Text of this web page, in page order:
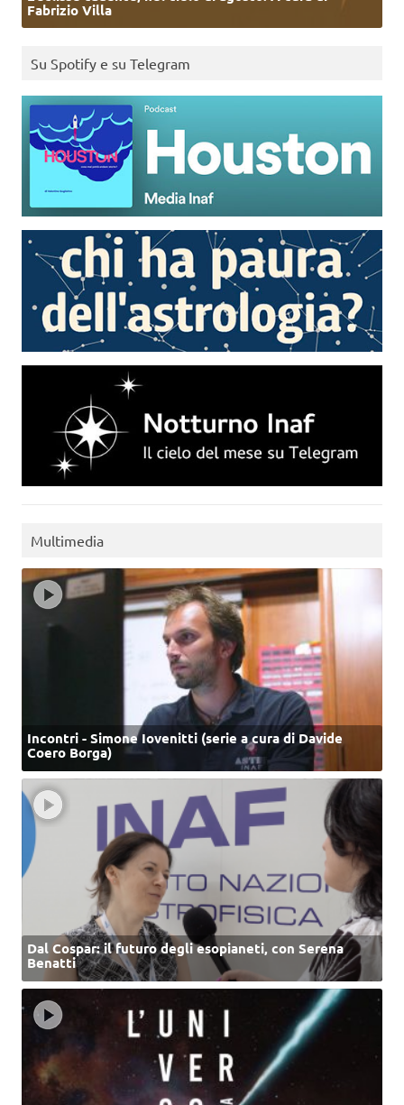
Fabrizio Villa
Su Spotify e su Telegram
Multimedia
Incontri - Simone Iovenitti (serie a cura di Davide
Coero Borga)
Dal Cospar: il futuro degli esopianeti, con Serena
Benatti